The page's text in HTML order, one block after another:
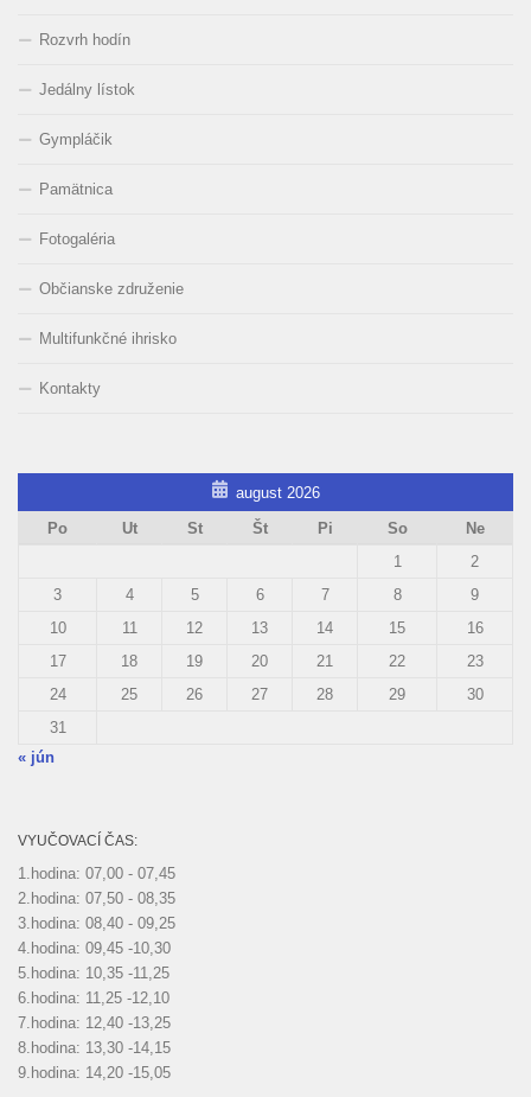
Rozvrh hodín
Jedálny lístok
Gympláčik
Pamätnica
Fotogaléria
Občianske združenie
Multifunkčné ihrisko
Kontakty
august 2026
Po
Ut St Št Pi So
Ne
1
2
3
4 5 6 7 8
9
10
11 12 13 14 15
16
17
18 19 20 21 22
23
24
25 26 27 28 29
30
31
« jún
VYUČOVACÍ ČAS:
1.hodina: 07,00 - 07,45
2.hodina: 07,50 - 08,35
3.hodina: 08,40 - 09,25
4.hodina: 09,45 -10,30
5.hodina: 10,35 -11,25
6.hodina: 11,25 -12,10
7.hodina: 12,40 -13,25
8.hodina: 13,30 -14,15
9.hodina: 14,20 -15,05